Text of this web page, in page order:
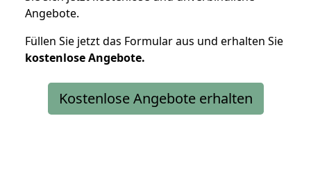
Angebote.
Füllen Sie jetzt das Formular aus und erhalten Sie
kostenloseAngebote.
Kostenlose Angebote erhalten